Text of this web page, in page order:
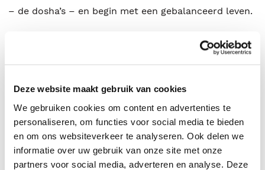
Deze website maakt gebruik van cookies
We gebruiken cookies om content en advertenties te
personaliseren, om functies voor social media te bieden
en om ons websiteverkeer te analyseren. Ook delen we
informatie over uw gebruik van onze site met onze
partners voor social media, adverteren en analyse. Deze
– de dosha’s – en begin met een gebalanceerd leven.
handige schema’s en oefeningen
persoonlijke ervaringsverhalen